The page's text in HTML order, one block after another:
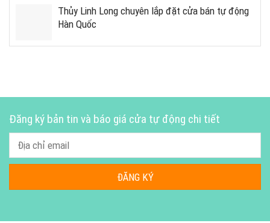
Thủy Linh Long chuyên lắp đặt cửa bán tự động
Hàn Quốc
Đăng ký bản tin và báo giá cửa tự động chi tiết